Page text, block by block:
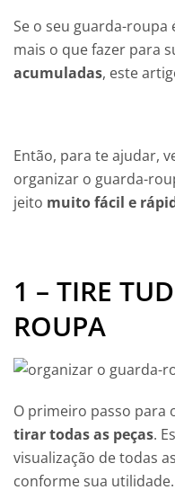
Se o seu guarda-roupa
mais o que fazer para
acumuladas, este
Então, para te ajudar,
organizar o guarda-
jeito muito fácil e
1 – TIRE
ROUPA
O primeiro passo para
tirar todas as peças.
visualização de todas
conforme sua utilidade.